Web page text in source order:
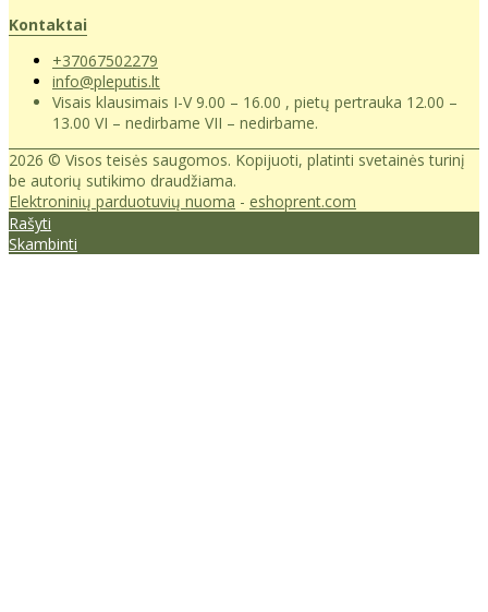
Kontaktai
+37067502279
info@pleputis.lt
Visais klausimais I-V 9.00 – 16.00 , pietų pertrauka 12.00 –
13.00 VI – nedirbame VII – nedirbame.
2026 © Visos teisės saugomos. Kopijuoti, platinti svetainės turinį
be autorių sutikimo draudžiama.
Elektroninių parduotuvių nuoma - eshoprent.com
Rašyti
Skambinti